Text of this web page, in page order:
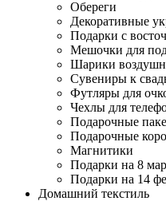
Обереги
Декоративные
Подарки с
Мешочки для
Шарики
Сувениры к
Футляры для
Чехлы для
Подарочные
Подарочные
Магнитики
Подарки на 8
Подарки на 14
Домашний текстиль